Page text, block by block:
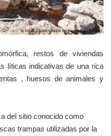
restos de viviendas
líticas indicativas de una rica
, huesos de animales y
del sitio conocido como
trampas utilizadas por la